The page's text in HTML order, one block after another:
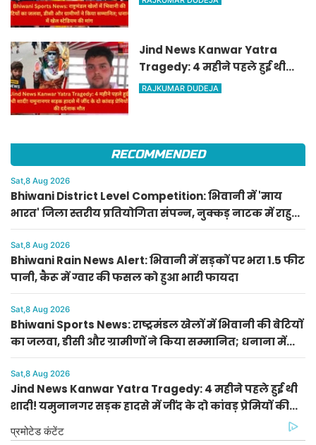
Jind News Kanwar Yatra
Tragedy: 4 महीने पहले हुई थी
शादी! यमुनानगर सड़क हादसे में
RAJKUMAR DUDEJA
RECOMMENDED
Sat,8 Aug 2026
Bhiwani District Level Competition: भिवानी में 'माय
भारत' जिला स्तरीय प्रतियोगिता संपन्न, नुक्कड़ नाटक में राहुल
और पेंटिंग में राशि प्रथम
Sat,8 Aug 2026
Bhiwani Rain News Alert: भिवानी में सड़कों पर भरा 1.5 फीट
पानी, कैरू में ग्वार की फसल को हुआ भारी फायदा
Sat,8 Aug 2026
Bhiwani Sports News: राष्ट्रमंडल खेलों में भिवानी की बेटियों
का जलवा, डीसी और ग्रामीणों ने किया सम्मानित; धनाना में
खेल स्टेडियम की मांग
Sat,8 Aug 2026
Jind News Kanwar Yatra Tragedy: 4 महीने पहले हुई थी
शादी! यमुनानगर सड़क हादसे में जींद के दो कांवड़ प्रेमियों की
दर्दनाक मौत